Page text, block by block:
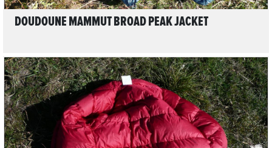
DOUDOUNE MAMMUT BROAD PEAK JACKET
LIRE L'ARTICLE